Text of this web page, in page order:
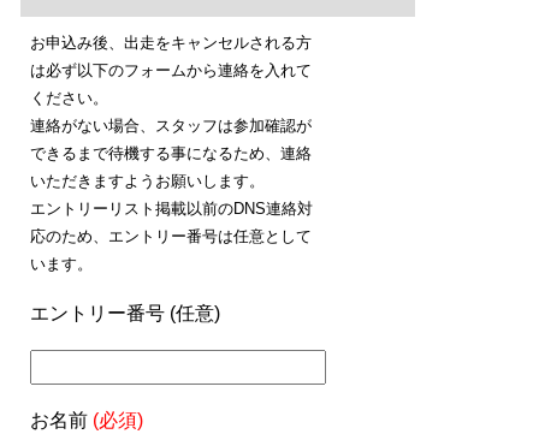
お申込み後、出走をキャンセルされる方
は必ず以下のフォームから連絡を入れて
ください。
連絡がない場合、スタッフは参加確認が
できるまで待機する事になるため、連絡
いただきますようお願いします。
エントリーリスト掲載以前のDNS連絡対
応のため、エントリー番号は任意として
います。
エントリー番号 (任意)
お名前 (必須)